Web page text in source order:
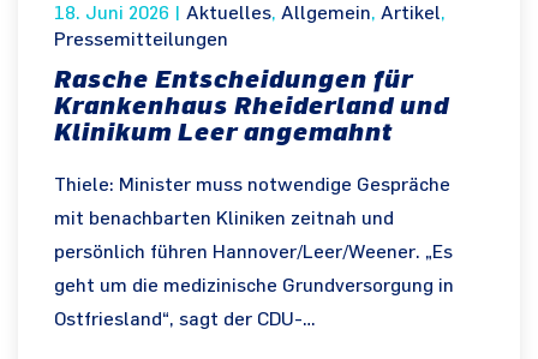
18. Juni 2026 Aktuelles, Allgemein, Artikel,
Pressemitteilungen
Rasche Entscheidungen für
Krankenhaus Rheiderland und
Klinikum Leer angemahnt
Thiele: Minister muss notwendige Gespräche
mit benachbarten Kliniken zeitnah und
persönlich führen Hannover/Leer/Weener. „Es
geht um die medizinische Grundversorgung in
Ostfriesland“, sagt der CDU-…